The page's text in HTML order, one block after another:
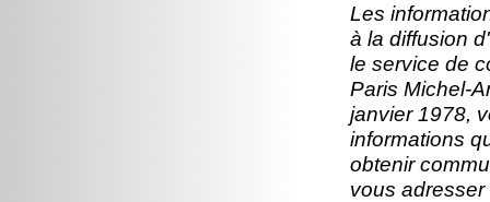
Les
à la diffusion
le service de
Paris Michel-
janvier 1978,
informations
obtenir
vous